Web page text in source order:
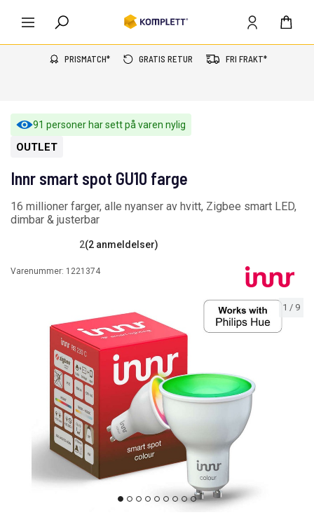
PRISMATCH* GRATIS RETUR FRI FRAKT*
91 personer har sett på varen nylig
1 / 9
OUTLET
Innr smart spot GU10 farge
16 millioner farger, alle nyanser av hvitt, Zigbee smart LED,
dimbar & justerbar
2(2 anmeldelser)
Varenummer: 1221374